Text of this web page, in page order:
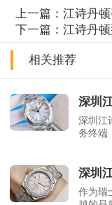
上一篇：江诗丹
下一篇：江诗丹
相关推荐
深圳
深圳江
务终端
深圳
作为瑞